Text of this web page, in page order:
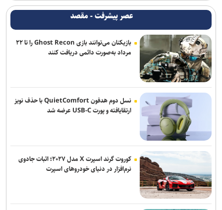
پیام معاون علوم تربیتی و مهارتی دانشگاه آزاد اسلامی به مناسبت روز
خبرنگاران در خط مقدم روایت حقیقت و صیانت از هویت و عزت ملی قرار
دارند
پیدا شدن شواهد علمی از بمباران لامرد با فسفر/ نتایج در نشریات
بین‌المللی منتشر می‌شود
نسخه بازگشت ایران به صدر تولید علم؛ تکیه بر نیروی انسانی و حمایت از
پژوهش
خبرنگاران، روایتگران حقیقت و همراهان توسعه آموزش و سلامت در
روزهای دشوار هستند
عصر پیشرفت - مقصد
بازیکنان می‌توانند بازی Ghost Recon را تا ۲۲
مرداد به‌صورت دائمی دریافت کنند
نسل دوم هدفون QuietComfort با حذف نویز
ارتقایافته و پورت USB-C عرضه شد
کوروت گرند اسپرت X مدل ۲۰۲۷؛ اثبات جادوی
نرم‌افزار در دنیای خودروهای اسپرت